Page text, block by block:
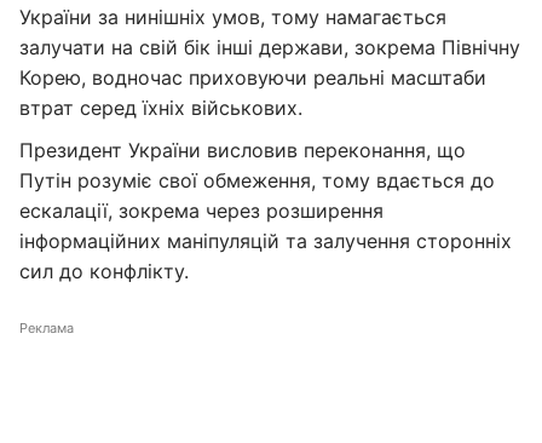
України за нинішніх умов, тому намагається
залучати на свій бік інші держави, зокрема Північну
Корею, водночас приховуючи реальні масштаби
втрат серед їхніх військових.
Президент України висловив переконання, що
Путін розуміє свої обмеження, тому вдається до
ескалації, зокрема через розширення
інформаційних маніпуляцій та залучення сторонніх
сил до конфлікту.
Реклама